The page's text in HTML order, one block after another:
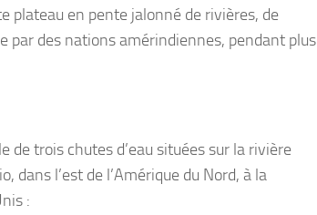
plateau en pente jalonné de rivières, de
par des nations amérindiennes, pendant plus
de trois chutes d’eau situées sur la rivière
dans l’est de l’Amérique du Nord, à la
: